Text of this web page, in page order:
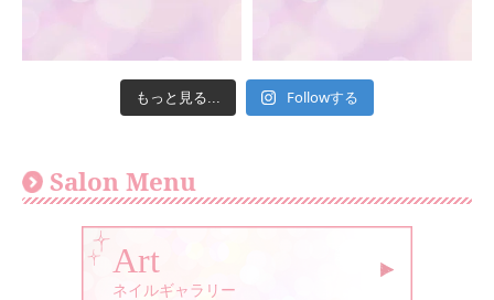
もっと見る... Followする
Salon Menu
Art
ネイルギャラリー